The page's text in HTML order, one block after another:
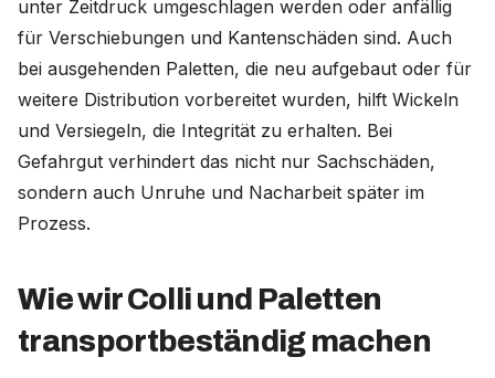
unter Zeitdruck umgeschlagen werden oder anfällig
für Verschiebungen und Kantenschäden sind. Auch
bei ausgehenden Paletten, die neu aufgebaut oder für
weitere Distribution vorbereitet wurden, hilft Wickeln
und Versiegeln, die Integrität zu erhalten. Bei
Gefahrgut verhindert das nicht nur Sachschäden,
sondern auch Unruhe und Nacharbeit später im
Prozess.
Wie wir Colli und Paletten
transportbeständig machen